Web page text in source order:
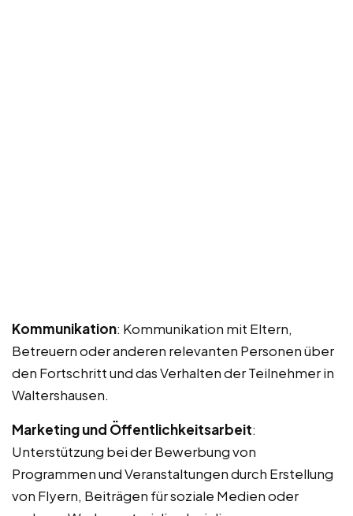
Kommunikation: Kommunikation mit Eltern,
Betreuern oder anderen relevanten Personen über
den Fortschritt und das Verhalten der Teilnehmer in
Waltershausen.
Marketing und Öffentlichkeitsarbeit:
Unterstützung bei der Bewerbung von
Programmen und Veranstaltungen durch Erstellung
von Flyern, Beiträgen für soziale Medien oder